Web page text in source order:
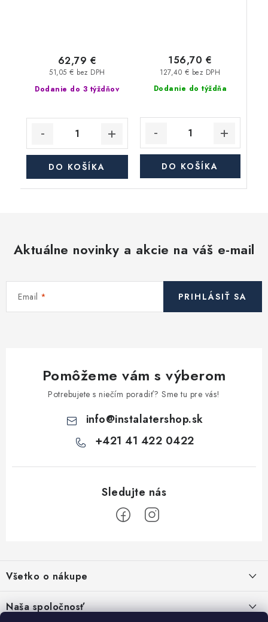
Dodanie do 3 týždňov
51,05 € bez DPH
62,79 €
DO KOŠÍKA
Dodanie do týždňa
127,40 € bez DPH
156,70 €
DO KOŠÍKA
Aktuálne novinky a akcie na váš e-mail
Email PRIHLÁSIŤ SA
Pomôžeme vám s výberom
Potrebujete s niečím poradiť? Sme tu pre vás!
info@instalatershop.sk
+421 41 422 0422
p
ä
t
Všetko o nákupe
Naša spoločnosť